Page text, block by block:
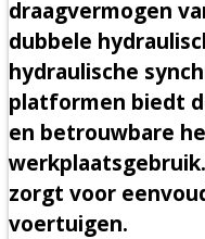
draagvermogen
dubbele
hydraulische
platformen biedt
en betrouwbare
zorgt voor
voertuigen.